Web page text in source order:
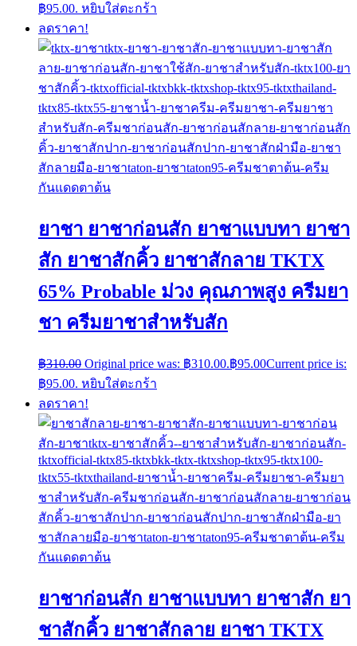
฿95.00. หยิบใส่ตะกร้า
ลดราคา!
ยาชา ยาชาก่อนสัก ยาชาแบบทา ยาชา
สัก ยาชาสักคิ้ว ยาชาสักลาย TKTX
65% Probable ม่วง คุณภาพสูง ครีมยา
ชา ครีมยาชาสำหรับสัก
฿310.00 Original price was: ฿310.00.฿95.00Current price is:
฿95.00. หยิบใส่ตะกร้า
ลดราคา!
ยาชาก่อนสัก ยาชาแบบทา ยาชาสัก ยา
ชาสักคิ้ว ยาชาสักลาย ยาชา TKTX